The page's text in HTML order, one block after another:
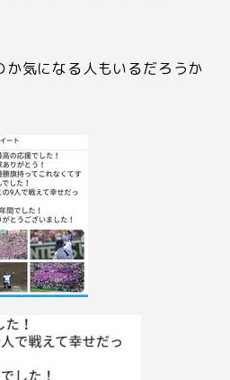
か気になる人もいるだろうか